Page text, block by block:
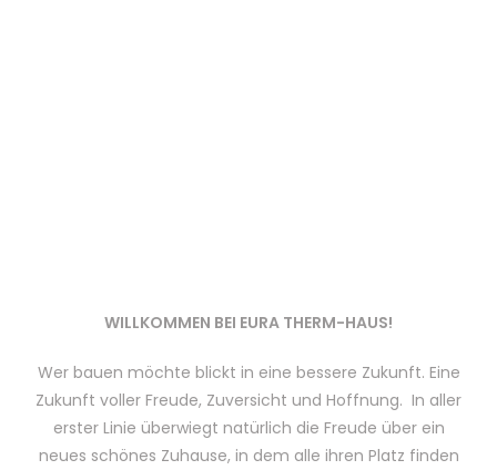
WILLKOMMEN BEI EURA THERM-HAUS!
Wer bauen möchte blickt in eine bessere Zukunft. Eine
Zukunft voller Freude, Zuversicht und Hoffnung. In aller
erster Linie überwiegt natürlich die Freude über ein
neues schönes Zuhause, in dem alle ihren Platz finden